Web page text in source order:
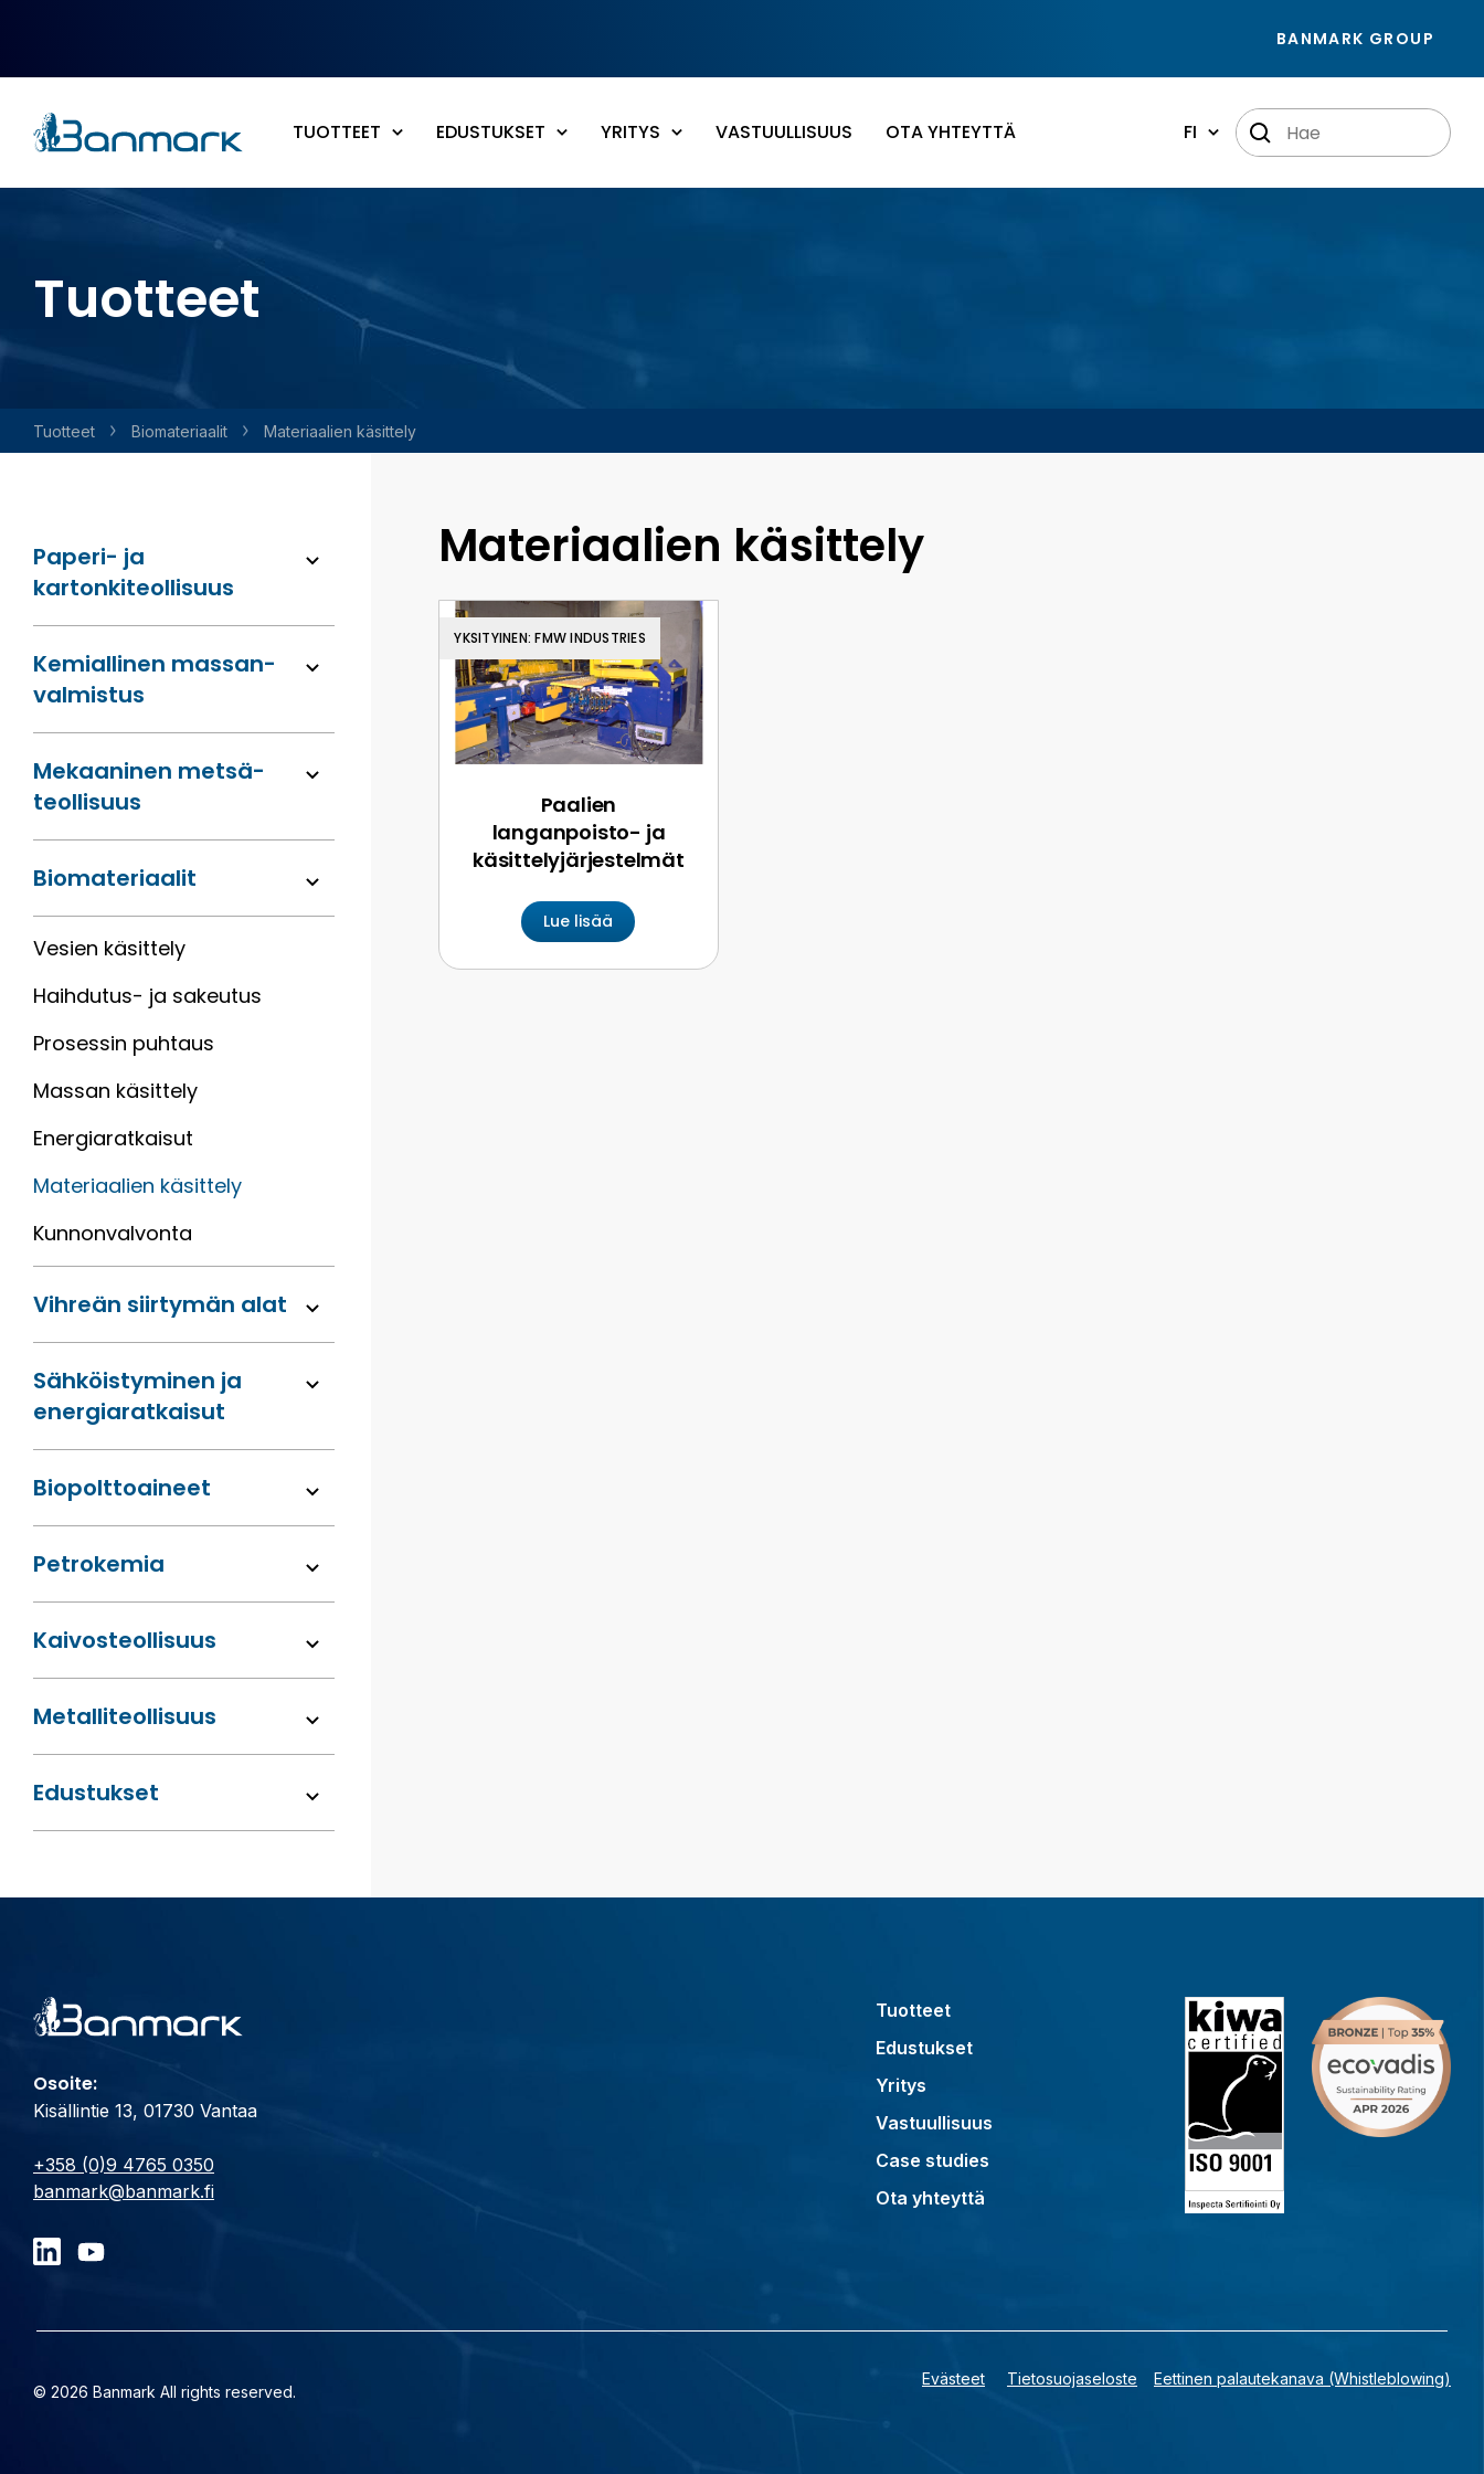
BANMARK GROUP
TUOTTEET EDUSTUKSET YRITYS VASTUULLISUUS OTA YHTEYTTÄ FI
Tuotteet
Tuotteet Bio­materiaalit Materiaalien käsittely
Paperi- ja
kartonkiteollisuus
Kemiallinen massan­
valmistus
Mekaaninen metsä­
teollisuus
Bio­materiaalit
Vesien käsittely
Haihdutus- ja sakeutus
Prosessin puhtaus
Massan käsittely
Energiaratkaisut
Materiaalien käsittely
Kunnonvalvonta
Vihreän siirtymän alat
Sähköis­tyminen ja
energia­ratkaisut
Bio­polttoaineet
Petrokemia
Kaivos­teollisuus
Metalli­teollisuus
Edustukset
Materiaalien käsittely
Paalien
langanpoisto- ja
käsittelyjärjestelmät
Lue lisää
YKSITYINEN: FMW INDUSTRIES
Osoite:
Kisällintie 13, 01730 Vantaa
+358 (0)9 4765 0350
banmark@banmark.fi
Tuotteet
Edustukset
Yritys
Vastuullisuus
Case studies
Ota yhteyttä
© 2026 Banmark All rights reserved.
Evästeet Tietosuojaseloste Eettinen palautekanava (Whistleblowing)